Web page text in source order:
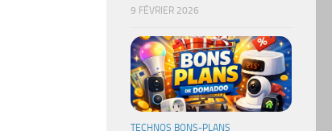
9 FÉVRIER 2026
TECHNOS BONS-PLANS